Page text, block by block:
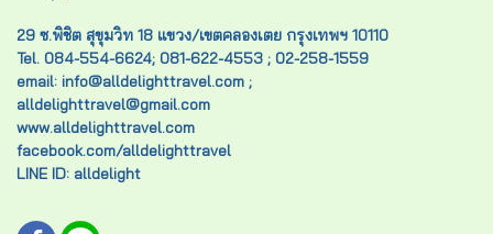
29 ซ.พิชิต สุขุมวิท 18 แขวง/เขตคลองเตย กรุงเทพฯ 10110
Tel. 084-554-6624; 081-622-4553 ; 02-258-1559
email: info@alldelighttravel.com ;
alldelighttravel@gmail.com
www.alldelighttravel.com
facebook.com/alldelighttravel
LINE ID: alldelight